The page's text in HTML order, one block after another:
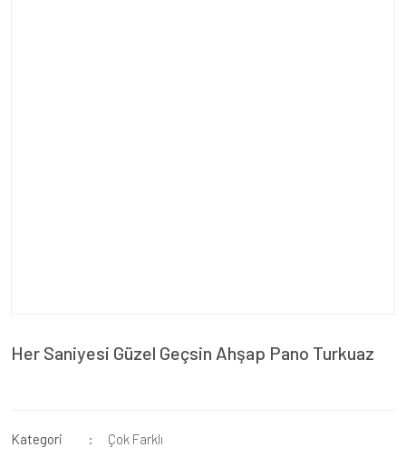
Her Saniyesi Güzel Geçsin Ahşap Pano Turkuaz
Kategori
Çok Farklı